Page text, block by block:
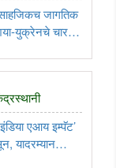
जागतिक
युक्रेनचे चार
एआय इम्पॅट’
यादरम्यान